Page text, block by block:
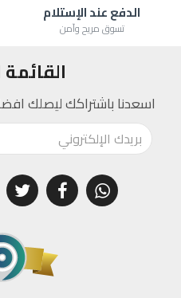
الدفع عند الإستلام
تسوق مريح وآمن
القائمة
اسعدنا باشتراكك ليصلك